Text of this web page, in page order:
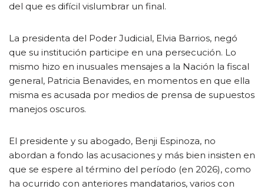
del que es difícil vislumbrar un final.
La presidenta del Poder Judicial, Elvia Barrios, negó
que su institución participe en una persecución. Lo
mismo hizo en inusuales mensajes a la Nación la fiscal
general, Patricia Benavides, en momentos en que ella
misma es acusada por medios de prensa de supuestos
manejos oscuros.
El presidente y su abogado, Benji Espinoza, no
abordan a fondo las acusaciones y más bien insisten en
que se espere al término del período (en 2026), como
ha ocurrido con anteriores mandatarios, varios con